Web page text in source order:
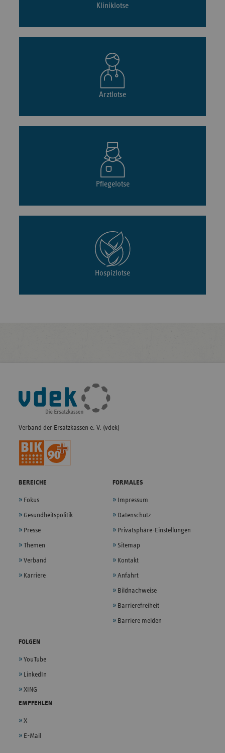
Kliniklotse
Arztlotse
Pflegelotse
Hospizlotse
Fußleisten-
Navigation
Verband der Ersatzkassen e. V. (vdek)
BEREICHE
Fokus
Gesundheitspolitik
Presse
Themen
Verband
Karriere
FORMALES
Impressum
Datenschutz
Privatsphäre-Einstellungen
Sitemap
Kontakt
Anfahrt
Bildnachweise
Barrierefreiheit
Barriere melden
FOLGEN
YouTube
LinkedIn
XING
EMPFEHLEN
X
E-Mail